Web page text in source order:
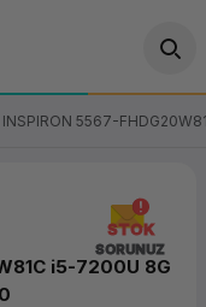
Ürünleri
INSPIRON 5567-
STOK
SORUNUZ
i5-7200U 8G